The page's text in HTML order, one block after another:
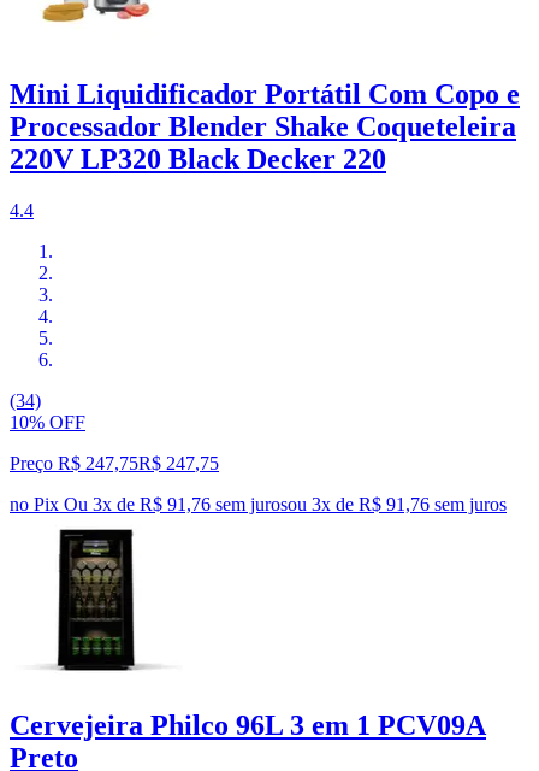
Mini Liquidificador Portátil Com Copo e
Processador Blender Shake Coqueteleira
220V LP320 Black Decker 220
4.4
(34)
10% OFF
Preço R$ 247,75R$ 247,75
no Pix Ou 3x de R$ 91,76 sem jurosou 3x de R$ 91,76 sem juros
Cervejeira Philco 96L 3 em 1 PCV09A
Preto